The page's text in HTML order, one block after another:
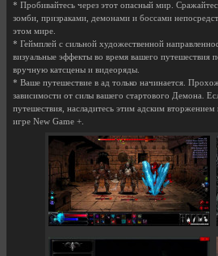
* Пробивайтесь через этот опасный мир.
зомби, призраками, демонами и боссами
этом мире.
* Геймплей с сильной художественной
визуальные эффекты во время вашего путешествия
вручную катсцены и видеоряды.
* Ваше путешествие в ад только начинается.
зависимости от силы вашего стартового Демона.
путешествия, насладитесь этим адским
игре New Game +.